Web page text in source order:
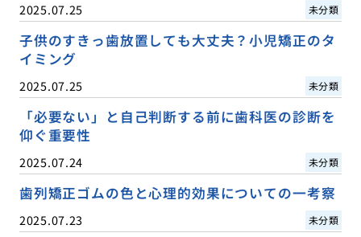
2025.07.25 未分類
子供のすきっ歯放置しても大丈夫？小児矯正のタ
イミング
2025.07.25 未分類
「必要ない」と自己判断する前に歯科医の診断を
仰ぐ重要性
2025.07.24 未分類
歯列矯正ゴムの色と心理的効果についての一考察
2025.07.23 未分類